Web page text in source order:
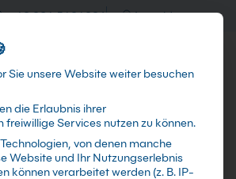
+49 231 5191986 Anmelden
Kontakt
Sie unsere Website weiter besuchen
die Erlaubnis ihrer
Services nutzen zu können.
von denen manche
Website und Ihr Nutzungserlebnis
können verarbeitet werden (z. B. IP-